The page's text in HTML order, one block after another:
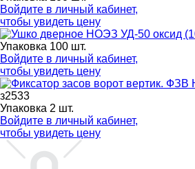
Войдите в личный кабинет,
чтобы увидеть цену
Упаковка 100 шт.
Войдите в личный кабинет,
чтобы увидеть цену
з2533
Упаковка 2 шт.
Войдите в личный кабинет,
чтобы увидеть цену